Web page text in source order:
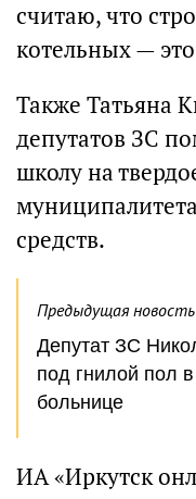
считаю, что
котельных —
Также Татьяна
депутатов ЗС
школу на
средств.
Предыдущая
Депутат ЗС
под гнилой пол
больнице
ИА «Иркутск